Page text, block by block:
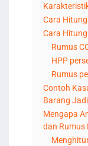
Cara
Cara
Rumus
HPP
Rumus
Contoh
Barang Jadi
Mengapa
dan Rumus